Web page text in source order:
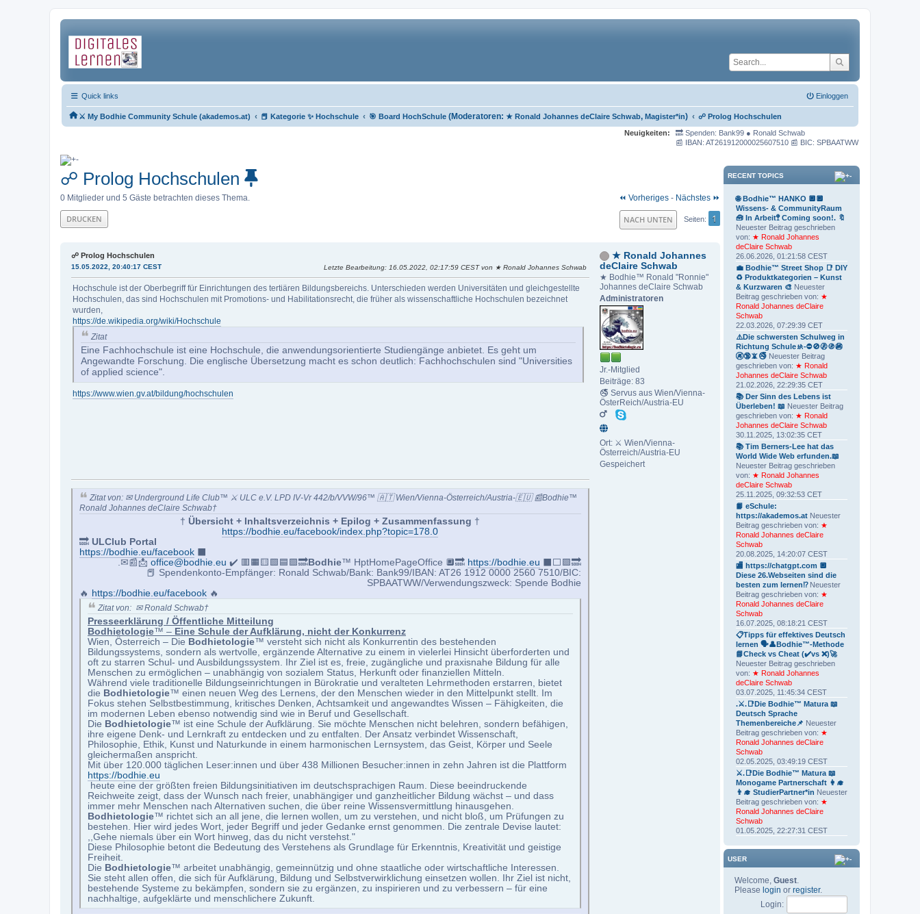
Quick links Einloggen
⚔ My Bodhie Community Schule (akademos.at) ‹ 📕 Kategorie ✨ Hochschule ‹ 🎯 Board HochSchule (Moderatoren: ★ Ronald Johannes deClaire Schwab, Magister*in) ‹ ☍ Prolog Hochschulen
Neuigkeiten:
🔜 Spenden: Bank99 ● Ronald Schwab
📰 IBAN: AT261912000025607510 📰 BIC: SPBAATWW
☍ Prolog Hochschulen
⏪ Vorheriges- Nächstes ⏩
0 Mitglieder und 5 Gäste betrachten dieses Thema.
DRUCKEN NACH UNTEN Seiten 1
★ Ronald Johannes
deClaire Schwab
★ Bodhie™ Ronald "Ronnie"
Johannes deClaire Schwab
Administratoren
Jr.-Mitglied
Beiträge: 83
🚭 Servus aus Wien/Vienna-
ÖsterReich/Austria-EU
Ort: ⚔ Wien/Vienna-
Österreich/Austria-EU
Gespeichert
☍ Prolog Hochschulen
15.05.2022, 20:40:17 CEST Letzte Bearbeitung: 16.05.2022, 02:17:59 CEST von ★ Ronald Johannes Schwab
Hochschule ist der Oberbegriff für Einrichtungen des tertiären Bildungsbereichs. Unterschieden werden Universitäten und gleichgestellte
Hochschulen, das sind Hochschulen mit Promotions- und Habilitationsrecht, die früher als wissenschaftliche Hochschulen bezeichnet
wurden,
https://de.wikipedia.org/wiki/Hochschule
Zitat
Eine Fachhochschule ist eine Hochschule, die anwendungsorientierte Studiengänge anbietet. Es geht um
Angewandte Forschung. Die englische Übersetzung macht es schon deutlich: Fachhochschulen sind "Universities
of applied science".
https://www.wien.gv.at/bildung/hochschulen
Zitat von: ✉ Underground Life Club™ ⚔ ULC e.V. LPD IV-Vr 442/b/VVW/96™ 🇦🇹 Wien/Vienna-Österreich/Austria-🇪🇺 📰Bodhie™
Ronald Johannes deClaire Schwab†
† Übersicht + Inhaltsverzeichnis + Epilog + Zusammenfassung †
https://bodhie.eu/facebook/index.php?topic=178.0
🔜 ULClub Portal
https://bodhie.eu/facebook
.✉📰📩 office@bodhie.eu ✔️ 🟥🟧🟨🟩🟦🟪🔜Bodhie™ HptHomePageOffice 🔲🔜 https://bodhie.eu ⬛️⬜️🟪🔜
📕 Spendenkonto-Empfänger: Ronald Schwab/Bank: Bank99/IBAN: AT26 1912 0000 2560 7510/BIC:
SPBAATWW/Verwendungszweck: Spende Bodhie
🔥 https://bodhie.eu/facebook 🔥
Zitat von: ✉ Ronald Schwab†
Presseerklärung / Öffentliche Mitteilung
Bodhietologie™ – Eine Schule der Aufklärung, nicht der Konkurrenz
Wien, Österreich – Die Bodhietologie™ versteht sich nicht als Konkurrentin des bestehenden
Bildungssystems, sondern als wertvolle, ergänzende Alternative zu einem in vielerlei Hinsicht überforderten und
oft zu starren Schul- und Ausbildungssystem. Ihr Ziel ist es, freie, zugängliche und praxisnahe Bildung für alle
Menschen zu ermöglichen – unabhängig von sozialem Status, Herkunft oder finanziellen Mitteln.
Während viele traditionelle Bildungseinrichtungen in Bürokratie und veralteten Lehrmethoden erstarren, bietet
die Bodhietologie™ einen neuen Weg des Lernens, der den Menschen wieder in den Mittelpunkt stellt. Im
Fokus stehen Selbstbestimmung, kritisches Denken, Achtsamkeit und angewandtes Wissen – Fähigkeiten, die
im modernen Leben ebenso notwendig sind wie in Beruf und Gesellschaft.
Die Bodhietologie™ ist eine Schule der Aufklärung. Sie möchte Menschen nicht belehren, sondern befähigen,
ihre eigene Denk- und Lernkraft zu entdecken und zu entfalten. Der Ansatz verbindet Wissenschaft,
Philosophie, Ethik, Kunst und Naturkunde in einem harmonischen Lernsystem, das Geist, Körper und Seele
gleichermaßen anspricht.
Mit über 120.000 täglichen Leser:innen und über 438 Millionen Besucher:innen in zehn Jahren ist die Plattform
https://bodhie.eu
heute eine der größten freien Bildungsinitiativen im deutschsprachigen Raum. Diese beeindruckende
Reichweite zeigt, dass der Wunsch nach freier, unabhängiger und ganzheitlicher Bildung wächst – und dass
immer mehr Menschen nach Alternativen suchen, die über reine Wissensvermittlung hinausgehen.
Bodhietologie™ richtet sich an all jene, die lernen wollen, um zu verstehen, und nicht bloß, um Prüfungen zu
bestehen. Hier wird jedes Wort, jeder Begriff und jeder Gedanke ernst genommen. Die zentrale Devise lautet:
,,Gehe niemals über ein Wort hinweg, das du nicht verstehst."
Diese Philosophie betont die Bedeutung des Verstehens als Grundlage für Erkenntnis, Kreativität und geistige
Freiheit.
Die Bodhietologie™ arbeitet unabhängig, gemeinnützig und ohne staatliche oder wirtschaftliche Interessen.
Sie steht allen offen, die sich für Aufklärung, Bildung und Selbstverwirklichung einsetzen wollen. Ihr Ziel ist nicht,
bestehende Systeme zu bekämpfen, sondern sie zu ergänzen, zu inspirieren und zu verbessern – für eine
nachhaltige, aufgeklärte und menschlichere Zukunft.
RECENT TOPICS
🌐 Bodhie™ HANKO 🔲🔲
Wissens- & CommunityRaum
🧰 In Arbeit🚏 Coming soon!. 🔖
Neuester Beitrag geschrieben
von: ★ Ronald Johannes
deClaire Schwab
26.06.2026, 01:21:58 CEST
💼 Bodhie™ Street Shop 📑 DIY
♻ Produktkategorien – Kunst
& Kurzwaren 🎨 Neuester
Beitrag geschrieben von: ★
Ronald Johannes deClaire
Schwab
22.03.2026, 07:29:39 CET
⚠️Die schwersten Schulweg in
Richtung Schule🚸-⛔️🚫🚷🚯🚳
🚱🔞📵🚭Neuester Beitrag
geschrieben von: ★ Ronald
Johannes deClaire Schwab
21.02.2026, 22:29:35 CET
📚 Der Sinn des Lebens ist
Überleben! 📖 Neuester Beitrag
geschrieben von: ★ Ronald
Johannes deClaire Schwab
30.11.2025, 13:02:35 CET
📚 Tim Berners-Lee hat das
World Wide Web erfunden.📖
Neuester Beitrag geschrieben
von: ★ Ronald Johannes
deClaire Schwab
25.11.2025, 09:32:53 CET
📙 eSchule:
https://akademos.atNeuester
Beitrag geschrieben von: ★
Ronald Johannes deClaire
Schwab
20.08.2025, 14:20:07 CEST
🏬 https://chatgpt.com 🔲
Diese 26.Webseiten sind die
besten zum lernen⁉️Neuester
Beitrag geschrieben von: ★
Ronald Johannes deClaire
Schwab
16.07.2025, 08:18:21 CEST
📋Tipps für effektives Deutsch
lernen 🗣👤Bodhie™-Methode
📘Check vs Cheat (✔️vs ❌)🚀
Neuester Beitrag geschrieben
von: ★ Ronald Johannes
deClaire Schwab
03.07.2025, 11:45:34 CEST
.⚔.📑Die Bodhie™ Matura 📖
Deutsch Sprache
Themenbereiche📌 Neuester
Beitrag geschrieben von: ★
Ronald Johannes deClaire
Schwab
02.05.2025, 03:49:19 CEST
⚔.📑Die Bodhie™ Matura 📖
Monogame Partnerschaft 👩‍🎓
👨‍🎓 StudierPartner*in Neuester
Beitrag geschrieben von: ★
Ronald Johannes deClaire
Schwab
01.05.2025, 22:27:31 CEST
USER
Welcome, Guest.
Please login or register.
Login: